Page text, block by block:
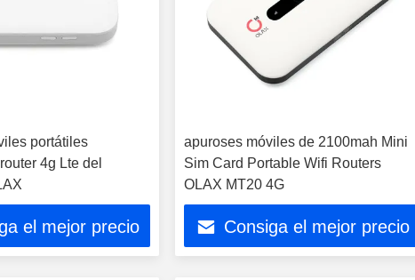
portátiles
4g Lte del
el mejor precio
apuroses móviles de 2100mah Mini
Sim Card Portable Wifi Routers
OLAX MT20 4G
Consiga el mejor precio